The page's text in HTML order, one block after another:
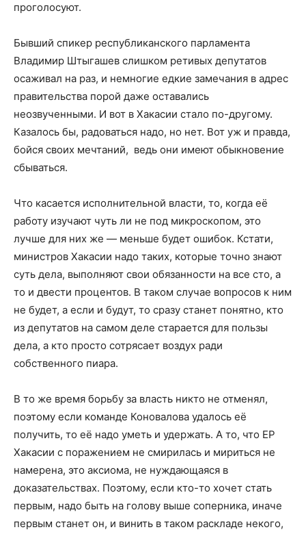
проголосуют.
Бывший спикер республиканского парламента
Владимир Штыгашев слишком ретивых депутатов
осаживал на раз, и немногие едкие замечания в адрес
правительства порой даже оставались
неозвученными. И вот в Хакасии стало по-другому.
Казалось бы, радоваться надо, но нет. Вот уж и правда,
бойся своих мечтаний, ведь они имеют обыкновение
сбываться.
Что касается исполнительной власти, то, когда её
работу изучают чуть ли не под микроскопом, это
лучше для них же — меньше будет ошибок. Кстати,
министров Хакасии надо таких, которые точно знают
суть дела, выполняют свои обязанности на все сто, а
то и двести процентов. В таком случае вопросов к ним
не будет, а если и будут, то сразу станет понятно, кто
из депутатов на самом деле старается для пользы
дела, а кто просто сотрясает воздух ради
собственного пиара.
В то же время борьбу за власть никто не отменял,
поэтому если команде Коновалова удалось её
получить, то её надо уметь и удержать. А то, что ЕР
Хакасии с поражением не смирилась и мириться не
намерена, это аксиома, не нуждающаяся в
доказательствах. Поэтому, если кто-то хочет стать
первым, надо быть на голову выше соперника, иначе
первым станет он, и винить в таком раскладе некого,